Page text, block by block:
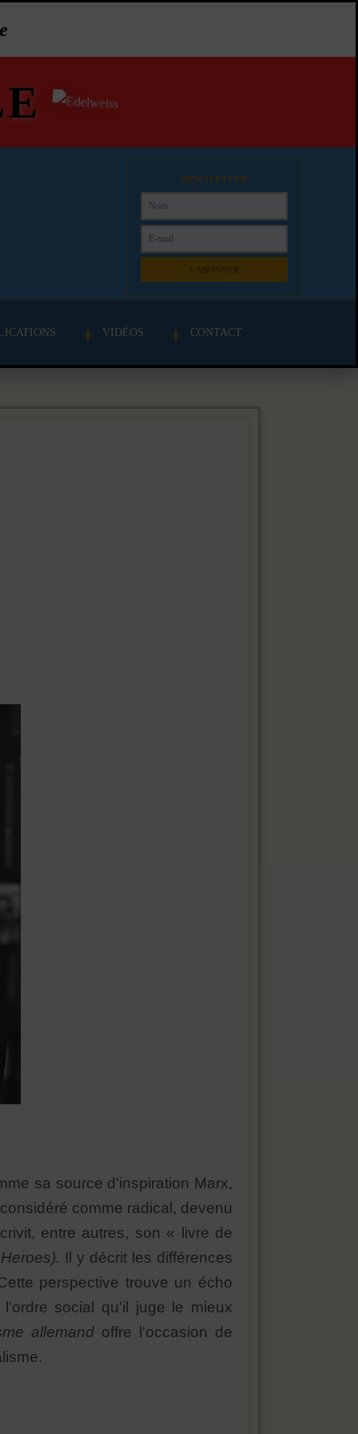
NEWSLETTER
VIDÉOS CONTACT
sa source d'inspiration Marx,
comme radical, devenu
entre autres, son « livre de
Il y décrit les différences
perspective trouve un écho
social qu'il juge le mieux
allemand offre l'occasion de